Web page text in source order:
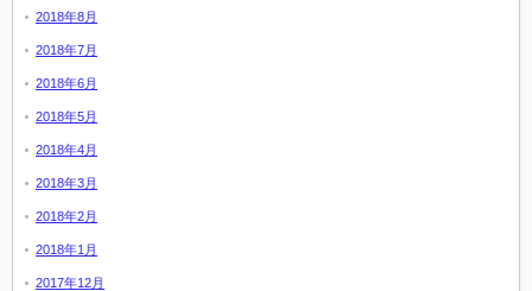
2018年8月
2018年7月
2018年6月
2018年5月
2018年4月
2018年3月
2018年2月
2018年1月
2017年12月